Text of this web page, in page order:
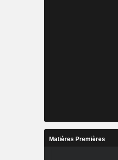
Matières Premières